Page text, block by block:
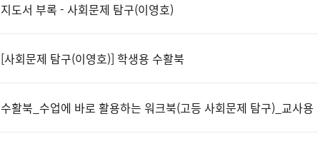
지도서 부록 - 사회문제 탐구(이영호)
[사회문제 탐구(이영호)] 학생용 수활북
수활북_수업에 바로 활용하는 워크북(고등 사회문제 탐구)_교사용